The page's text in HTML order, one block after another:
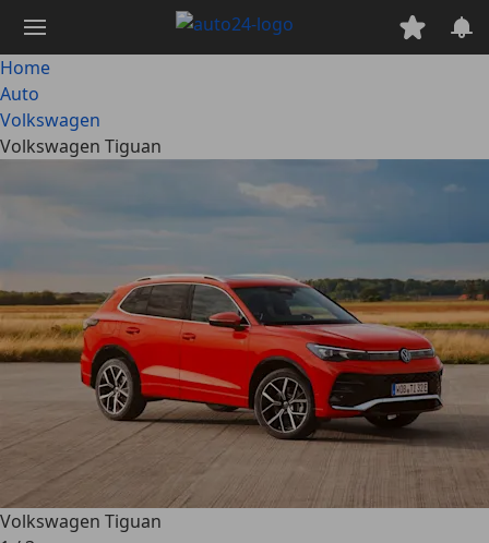
contenuto
principale
Home
Auto
Volkswagen
Volkswagen Tiguan
Volkswagen Tiguan